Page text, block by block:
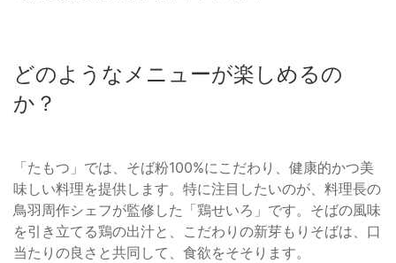
どのようなメニューが楽しめるの
か？
「たもつ」では、そば粉100%にこだわり、健康的かつ美
味しい料理を提供します。特に注目したいのが、料理長の
鳥羽周作シェフが監修した「鶏せいろ」です。そばの風味
を引き立てる鶏の出汁と、こだわりの新芽もりそばは、口
当たりの良さと共同して、食欲をそそります。